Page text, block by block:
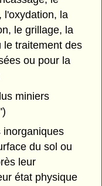
l'oxydation, la
le grillage, la
le traitement des
ou pour la
miniers
du sol ou
leur
état physique